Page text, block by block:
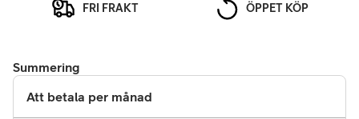
FRI FRAKT ÖPPET KÖP
Summering
Att betala per månad